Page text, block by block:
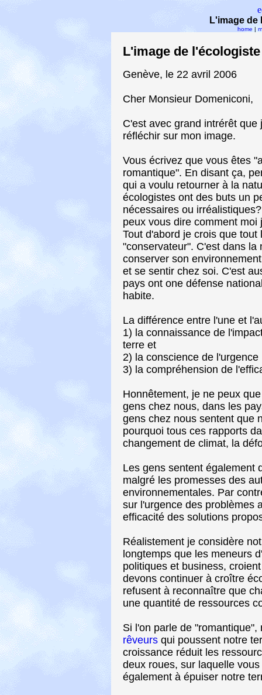
L'image
home |
L'image de
Genève, le 22 avril 2006
Cher Monsieur Domeniconi,
C'est avec grand intrérêt que
réfléchir sur mon image.
Vous écrivez que vous êtes
romantique". En disant ça,
qui a voulu retourner à la
écologistes ont des buts un
nécessaires ou
peux vous dire comment
Tout d'abord je crois que
"conservateur". C'est dans
conserver son
et se sentir chez soi. C'est
pays ont one défense
habite.
La différence entre l'une et
1) la connaissance de
terre et
2) la conscience de
3) la compréhension de
Honnêtement, je ne peux
gens chez nous, dans les
gens chez nous sentent que
pourquoi tous ces rapports
changement de climat, la
Les gens sentent également
malgré les promesses des
environnementales. Par
sur l'urgence des problèmes
efficacité des solutions
Réalistement je considère
longtemps que les meneurs
politiques et business,
devons continuer à croître
refusent à reconnaître que
une quantité de ressources
Si l'on parle de
rêveurs qui poussent notre
croissance réduit les
deux roues, sur laquelle
également à épuiser notre